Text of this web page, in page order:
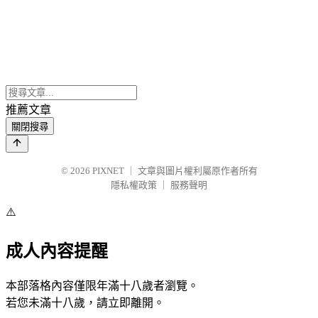
推薦文章
關閉搜尋
© 2026 PIXNET
文章與圖片權利屬原作者所有
隱私權政策
服務聲明
⚠️
成人內容提醒
本部落格內容僅限年滿十八歲者瀏覽。
若您未滿十八歲，請立即離開。